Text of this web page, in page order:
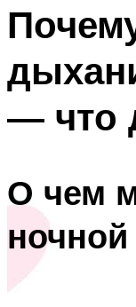
— что
О чем